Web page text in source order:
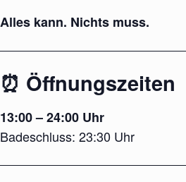
Alles kann. Nichts muss.
⏰ Öffnungszeiten
13:00 – 24:00 Uhr
Badeschluss: 23:30 Uhr